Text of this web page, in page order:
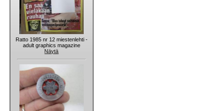
Ratto 1985 nr 12 miestenlehti -
adult graphics magazine
Näytä